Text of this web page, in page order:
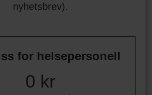
nyhetsbrev).
for helsepersonell
0 kr